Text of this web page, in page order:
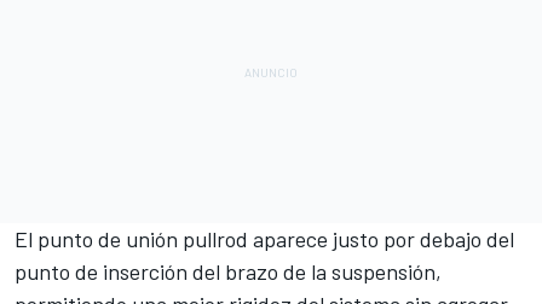
El punto de unión pullrod aparece justo por debajo del
punto de inserción del brazo de la suspensión,